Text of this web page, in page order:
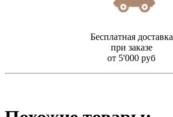
Бесплатная доставка
при заказе
от 5'000 руб